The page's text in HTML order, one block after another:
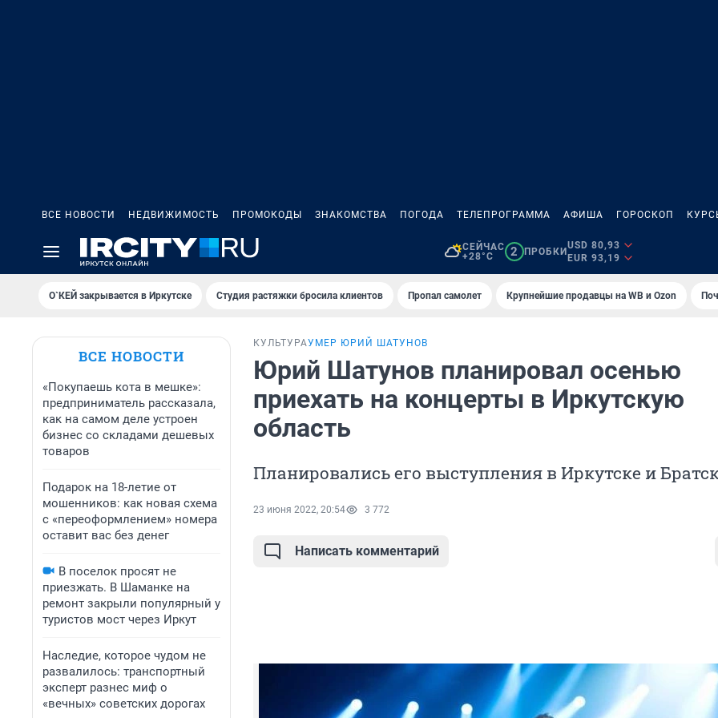
ВСЕ НОВОСТИ НЕДВИЖИМОСТЬ ПРОМОКОДЫ ЗНАКОМСТВА ПОГОДА ТЕЛЕПРОГРАММА АФИША ГОРОСКОП
СЕЙЧАС
+28°C
2 ПРОБКИ
USD 80,93
EUR 93,19
О`КЕЙ закрывается в Иркутске Студия растяжки бросила клиентов Пропал самолет Крупнейшие продавцы на WB и Ozon
ВСЕ НОВОСТИ
«Покупаешь кота в мешке»:
предприниматель рассказала,
как на самом деле устроен
бизнес со складами дешевых
товаров
Подарок на 18-летие от
мошенников: как новая схема
с «переоформлением» номера
оставит вас без денег
В поселок просят не
приезжать. В Шаманке на
ремонт закрыли популярный у
туристов мост через Иркут
Наследие, которое чудом не
развалилось: транспортный
эксперт разнес миф о
«вечных» советских дорогах
КУЛЬТУРАУМЕР ЮРИЙ ШАТУНОВ
Юрий Шатунов планировал осенью
приехать на концерты в Иркутскую
область
Планировались его выступления в Иркутске и
23 июня 2022, 20:54 3 772
Написать комментарий